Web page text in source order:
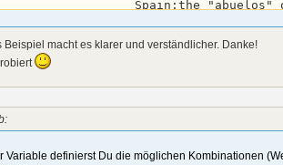
Spain;the "abuelos"
France;seniors are
Japan;mornings in
Poland;senior
Sweden;senior
Norway;pensioners
Finland;saunas keep
Denmark;eating,
Austria;seniors
Switzerland;nursing
</countries_csv >
Beispiel macht es klarer und verständlicher. Danke!
Variable definierst Du die möglichen Kombinationen